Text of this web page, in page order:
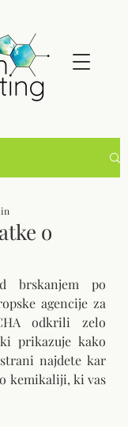
o
brskanjem po
agencije za
odkrili zelo
prikazuje kako
najdete kar
kemikaliji, ki vas